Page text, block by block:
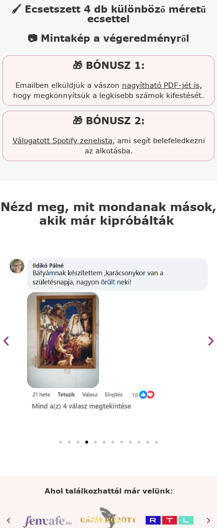
🖌️ Ecsetszett 4 db különböző méretű
ecsettel
📷 Mintakép a végeredményről
🎁 BÓNUSZ 1:
Emailben elküldjük a vászon nagyítható PDF-jét is,
hogy megkönnyítsük a legkisebb számok kifestését.
🎁 BÓNUSZ 2:
Válogatott Spotify zenelista, ami segít belefeledkezni
az alkotásba.
Nézd meg, mit mondanak mások,
akik már kipróbálták
Ahol találkozhattál már velünk: